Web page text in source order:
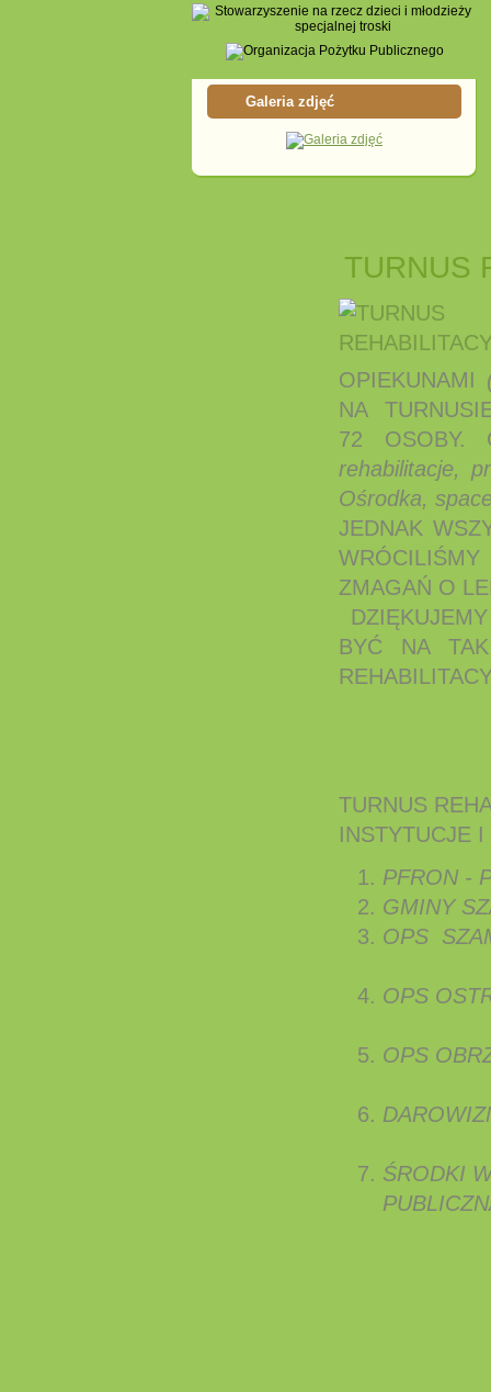
Galeria zdjęć
TURNUS
OPIEKUNAMI
NA
72 OSOBY.
rehabilitacje,
Ośrodka,
JEDNAK
ZMAGAŃ O
BYĆ NA
TURNUS
INSTYTUCJE
PFRON -
GMINY
OPS
OPS
ŚRODKI